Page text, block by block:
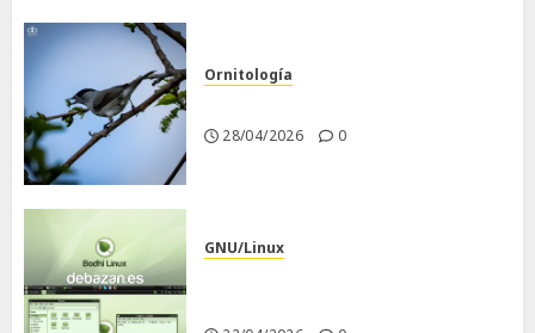
Ornitología
28/04/2026 0
GNU/Linux